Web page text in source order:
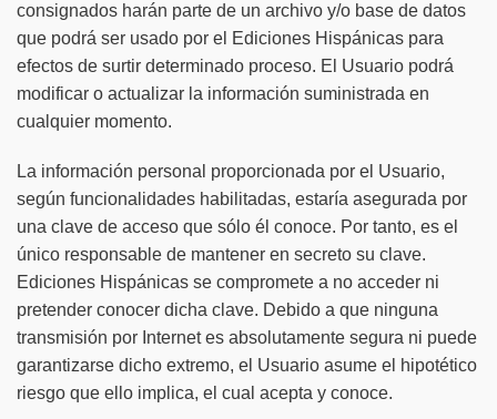
consignados harán parte de un archivo y/o base de datos
que podrá ser usado por el Ediciones Hispánicas para
efectos de surtir determinado proceso. El Usuario podrá
modificar o actualizar la información suministrada en
cualquier momento.
La información personal proporcionada por el Usuario,
según funcionalidades habilitadas, estaría asegurada por
una clave de acceso que sólo él conoce. Por tanto, es el
único responsable de mantener en secreto su clave.
Ediciones Hispánicas se compromete a no acceder ni
pretender conocer dicha clave. Debido a que ninguna
transmisión por Internet es absolutamente segura ni puede
garantizarse dicho extremo, el Usuario asume el hipotético
riesgo que ello implica, el cual acepta y conoce.